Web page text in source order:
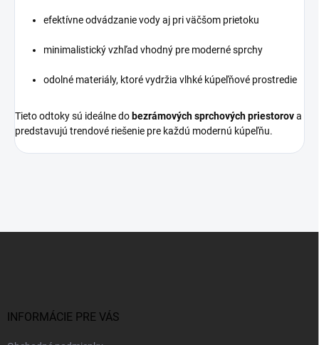
efektívne odvádzanie vody aj pri väčšom prietoku
minimalistický vzhľad vhodný pre moderné sprchy
odolné materiály, ktoré vydržia vlhké kúpeľňové prostredie
Tieto odtoky sú ideálne dobezrámových sprchových priestorova
predstavujú trendové riešenie pre každú modernú kúpeľňu.
INFORMÁCIE PRE VÁS